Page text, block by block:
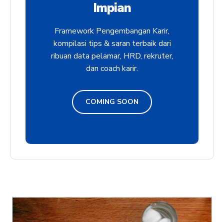
Impian
Framework Pengembangan Karir,
kompilasi tips & saran terbaik dari
ribuan data pelamar, HRD, rekruter,
dan coach karir.
COMING SOON